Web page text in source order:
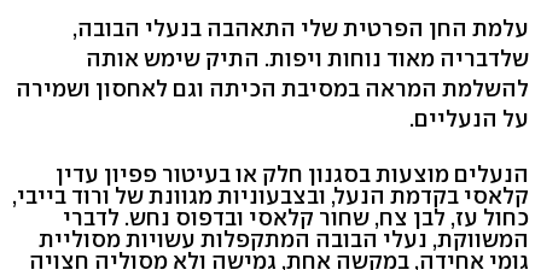
עלמת החן הפרטית שלי התאהבה בנעלי הבובה,
שלדבריה מאוד נוחות ויפות. התיק שימש אותה
להשלמת המראה במסיבת הכיתה וגם לאחסון ושמירה
על הנעליים.
הנעלים מוצעות בסגנון חלק או בעיטור פפיון עדין
קלאסי בקדמת הנעל, ובצבעוניות מגוונת של ורוד בייבי,
כחול עז, לבן צח, שחור קלאסי ובדפוס נחש. לדברי
המשווקת, נעלי הבובה המתקפלות עשויות מסוליית
גומי אחידה, במקשה אחת, גמישה ולא מסוליה חצויה